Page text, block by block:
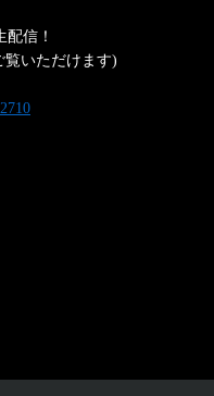
信！
覧いただけます)